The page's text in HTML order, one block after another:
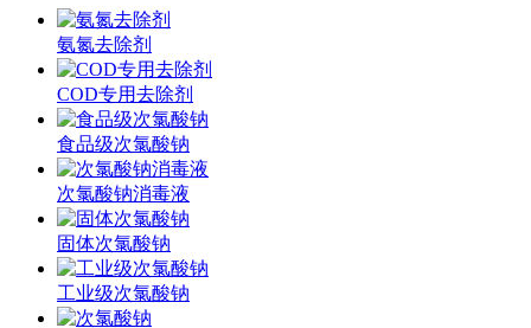
氨氮去除剂
COD专用去除剂
食品级次氯酸钠
次氯酸钠消毒液
固体次氯酸钠
工业级次氯酸钠